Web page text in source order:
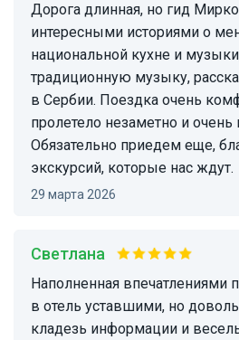
Дорога длинная, но гид
интересными историями о
национальной кухне и
традиционную музыку,
в Сербии. Поездка очень
пролетело незаметно и очень
Обязательно приедем еще,
экскурсий, которые нас ждут.
29 марта 2026
Светлана
Наполненная впечатлениями поездка, вернулись
в отель уставшими, но
кладезь информации и